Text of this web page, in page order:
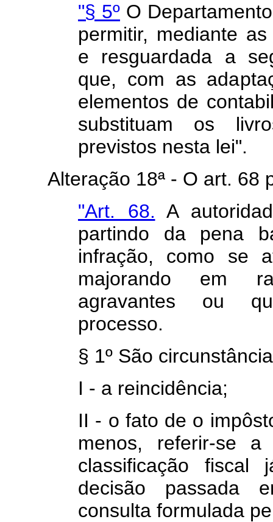
"§ 5º O
permitir, mediante
e resguardada a
que, com as
elementos de
substituam os
previstos nesta lei".
Alteração 18ª - O art. 68
"Art. 68. A
partindo da pena
infração, como se
majorando em
agravantes ou
processo.
§ 1º São
I - a reincidência;
II - o fato de o
menos, referir-se
classificação
decisão passada
consulta formulada